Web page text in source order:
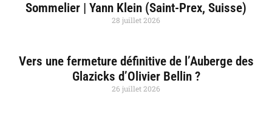
Sommelier | Yann Klein (Saint-Prex, Suisse)
28 juillet 2026
Vers une fermeture définitive de l’Auberge des
Glazicks d’Olivier Bellin ?
26 juillet 2026